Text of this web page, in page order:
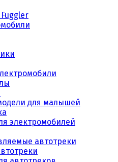
для малышей
электромобилей
автотреки